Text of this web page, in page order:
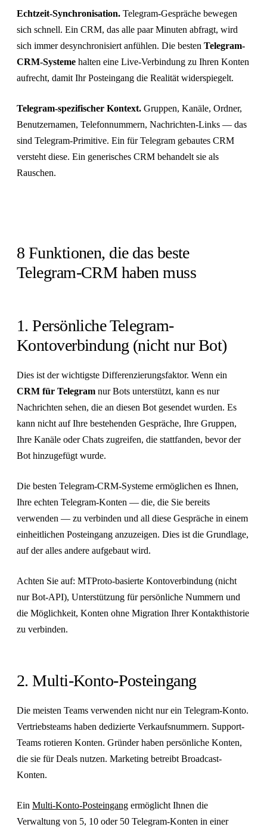
Echtzeit-Synchronisation. Telegram-Gespräche bewegen
sich schnell. Ein CRM, das alle paar Minuten abfragt, wird
sich immer desynchronisiert anfühlen. Die besten Telegram-
CRM-Systeme halten eine Live-Verbindung zu Ihren Konten
aufrecht, damit Ihr Posteingang die Realität widerspiegelt.
Telegram-spezifischer Kontext. Gruppen, Kanäle, Ordner,
Benutzernamen, Telefonnummern, Nachrichten-Links — das
sind Telegram-Primitive. Ein für Telegram gebautes CRM
versteht diese. Ein generisches CRM behandelt sie als
Rauschen.
8 Funktionen, die das beste
Telegram-CRM haben muss
1. Persönliche Telegram-
Kontoverbindung (nicht nur Bot)
Dies ist der wichtigste Differenzierungsfaktor. Wenn ein
CRM für Telegram nur Bots unterstützt, kann es nur
Nachrichten sehen, die an diesen Bot gesendet wurden. Es
kann nicht auf Ihre bestehenden Gespräche, Ihre Gruppen,
Ihre Kanäle oder Chats zugreifen, die stattfanden, bevor der
Bot hinzugefügt wurde.
Die besten Telegram-CRM-Systeme ermöglichen es Ihnen,
Ihre echten Telegram-Konten — die, die Sie bereits
verwenden — zu verbinden und all diese Gespräche in einem
einheitlichen Posteingang anzuzeigen. Dies ist die Grundlage,
auf der alles andere aufgebaut wird.
Achten Sie auf: MTProto-basierte Kontoverbindung (nicht
nur Bot-API), Unterstützung für persönliche Nummern und
die Möglichkeit, Konten ohne Migration Ihrer Kontakthistorie
zu verbinden.
2. Multi-Konto-Posteingang
Die meisten Teams verwenden nicht nur ein Telegram-Konto.
Vertriebsteams haben dedizierte Verkaufsnummern. Support-
Teams rotieren Konten. Gründer haben persönliche Konten,
die sie für Deals nutzen. Marketing betreibt Broadcast-
Konten.
Ein Multi-Konto-Posteingang ermöglicht Ihnen die
Verwaltung von 5, 10 oder 50 Telegram-Konten in einer